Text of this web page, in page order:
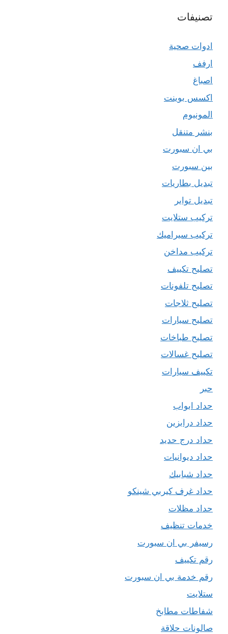
تصنيفات
ادوات صحية
ارفف
اصباغ
اكسس بوينت
المونيوم
بنشر متنقل
بي ان سبورت
بين سبورت
تبديل بطاريات
تبديل تواير
تركيب ستلايت
تركيب سيراميك
تركيب مداخن
تصليح تكييف
تصليح تلفونات
تصليح ثلاجات
تصليح سيارات
تصليح طباخات
تصليح غسالات
تكييف سيارات
حبر
حداد ابواب
حداد درابزين
حداد درج حديد
حداد ديوانيات
حداد شبابيك
حداد غرف كيربي شينكو
حداد مظلات
خدمات تنظيف
رسيفر بي ان سبورت
رقم تكييف
رقم خدمة بي ان سبورت
ستلايت
شفاطات مطابخ
صالونات حلاقة